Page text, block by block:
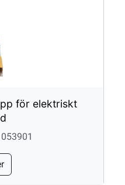
för elektriskt